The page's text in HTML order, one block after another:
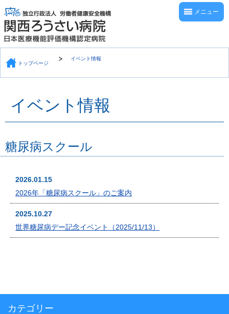
メニュー
トップページ
イベント情報
イベント情報
糖尿病スクール
2026.01.15
2026年「糖尿病スクール」のご案内
2025.10.27
世界糖尿病デー記念イベント（2025/11/13）
カテゴリー